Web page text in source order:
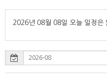
2026년 08월 08일 오늘 일정은